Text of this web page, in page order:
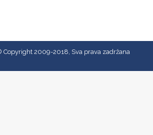
2009-2018, Sva prava zadržana